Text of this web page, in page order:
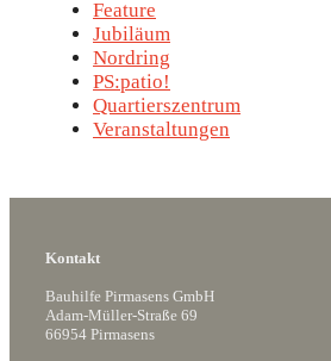
Feature
Jubiläum
Nordring
PS:patio!
Quartierszentrum
Veranstaltungen
Kontakt
Bauhilfe Pirmasens GmbH
Adam-Müller-Straße 69
66954 Pirmasens